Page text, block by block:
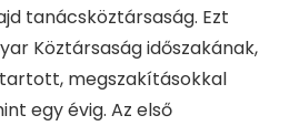
tanácsköztársaság. Ezt
Köztársaság időszakának,
megszakításokkal
egy évig. Az első